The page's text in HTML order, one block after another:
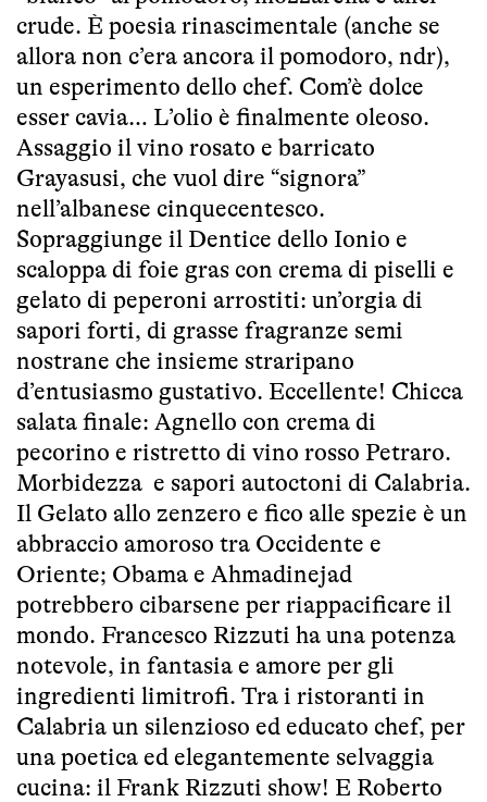
crude. È poesia rinascimentale (anche se
allora non c’era ancora il pomodoro, ndr),
un esperimento dello chef. Com’è dolce
esser cavia… L’olio è finalmente oleoso.
Assaggio il vino rosato e barricato
Grayasusi, che vuol dire “signora”
nell’albanese cinquecentesco.
Sopraggiunge il Dentice dello Ionio e
scaloppa di foie gras con crema di piselli e
gelato di peperoni arrostiti: un’orgia di
sapori forti, di grasse fragranze semi
nostrane che insieme straripano
d’entusiasmo gustativo. Eccellente! Chicca
salata finale: Agnello con crema di
pecorino e ristretto di vino rosso Petraro.
Morbidezza e sapori autoctoni di Calabria.
Il Gelato allo zenzero e fico alle spezie è un
abbraccio amoroso tra Occidente e
Oriente; Obama e Ahmadinejad
potrebbero cibarsene per riappacificare il
mondo. Francesco Rizzuti ha una potenza
notevole, in fantasia e amore per gli
ingredienti limitrofi. Tra i ristoranti in
Calabria un silenzioso ed educato chef, per
una poetica ed elegantemente selvaggia
cucina: il Frank Rizzuti show! E Roberto